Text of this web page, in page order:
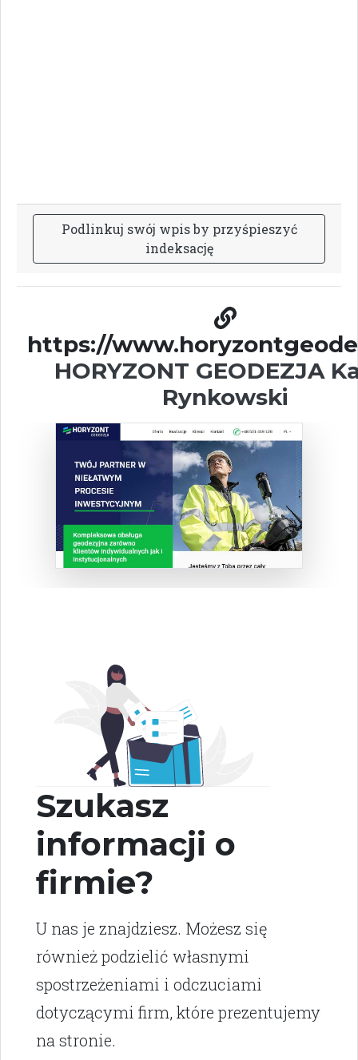
Podlinkuj swój wpisby przyśpieszyć
indeksację
https://
HORYZONT GEODEZJA
Rynkowski
Szukasz
informacji o
firmie?
U nas je znajdziesz. Możesz się
również podzielić własnymi
spostrzeżeniami i odczuciami
dotyczącymi firm, które prezentujemy
na stronie.